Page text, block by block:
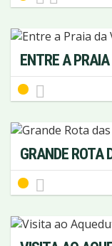
ENTRE A
GRANDE ROTA